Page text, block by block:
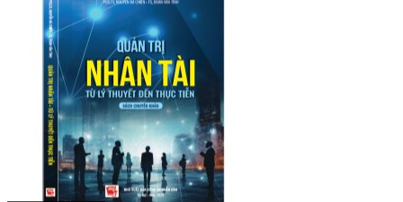
GIỚI THIỆU SÁCH
Cuốn sách “Tuyệt đối trung thành